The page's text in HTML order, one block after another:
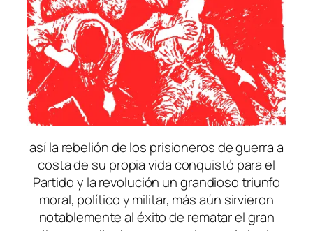
así la rebelión de los prisioneros de guerra a
costa de su propia vida conquistó para el
Partido y la revolución un grandioso triunfo
moral, político y militar, más aún sirvieron
notablemente al éxito de rematar el gran